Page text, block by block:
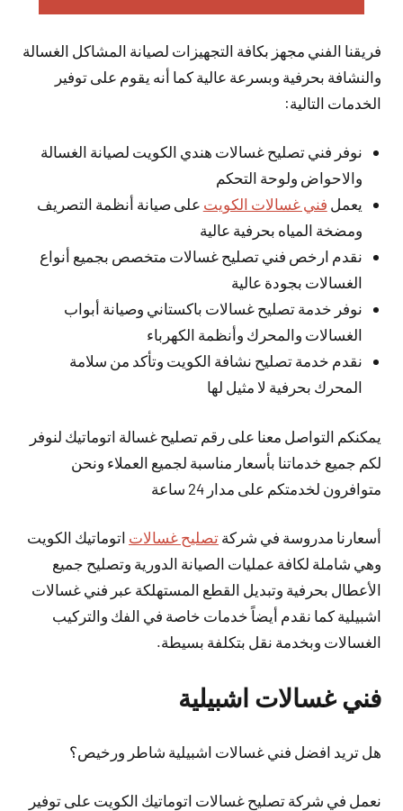
فريقنا الفني مجهز بكافة التجهيزات لصيانة المشاكل الغسالة
والنشافة بحرفية وبسرعة عالية كما أنه يقوم على توفير
الخدمات التالية:
نوفر فني تصليح غسالات هندي الكويت لصيانة الغسالة
والاحواض ولوحة التحكم
يعمل فني غسالات الكويت على صيانة أنظمة التصريف
ومضخة المياه بحرفية عالية
نقدم ارخص فني تصليح غسالات متخصص بجميع أنواع
الغسالات بجودة عالية
نوفر خدمة تصليح غسالات باكستاني وصيانة أبواب
الغسالات والمحرك وأنظمة الكهرباء
نقدم خدمة تصليح نشافة الكويت وتأكد من سلامة
المحرك بحرفية لا مثيل لها
يمكنكم التواصل معنا على رقم تصليح غسالة اتوماتيك لنوفر
لكم جميع خدماتنا بأسعار مناسبة لجميع العملاء ونحن
متوافرون لخدمتكم على مدار 24 ساعة
أسعارنا مدروسة في شركة تصليح غسالات اتوماتيك الكويت
وهي شاملة لكافة عمليات الصيانة الدورية وتصليح جميع
الأعطال بحرفية وتبديل القطع المستهلكة عبر فني غسالات
اشبيلية كما نقدم أيضاً خدمات خاصة في الفك والتركيب
الغسالات وبخدمة نقل بتكلفة بسيطة.
فني غسالات اشبيلية
هل تريد افضل فني غسالات اشبيلية شاطر ورخيص؟
نعمل في شركة تصليح غسالات اتوماتيك الكويت على توفير